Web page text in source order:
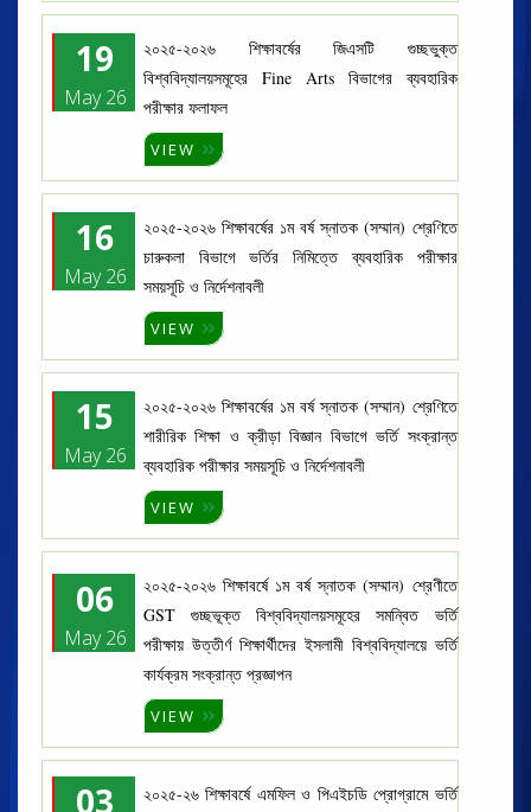
19
May 26
২০২৫-২০২৬ শিক্ষাবর্ষের জিএসটি গুচ্ছভুক্ত
বিশ্ববিদ্যালয়সমূহের Fine Arts বিভাগের ব্যবহারিক
পরীক্ষার ফলাফল
VIEW
16
May 26
২০২৫-২০২৬ শিক্ষাবর্ষের ১ম বর্ষ স্নাতক (সম্মান) শ্রেণিতে
চারুকলা বিভাগে ভর্তির নিমিত্তে ব্যবহারিক পরীক্ষার
সময়সূচি ও নির্দেশনাবলী
VIEW
15
May 26
২০২৫-২০২৬ শিক্ষাবর্ষের ১ম বর্ষ স্নাতক (সম্মান) শ্রেণিতে
শারীরিক শিক্ষা ও ক্রীড়া বিজ্ঞান বিভাগে ভর্তি সংক্রান্ত
ব্যবহারিক পরীক্ষার সময়সূচি ও নির্দেশনাবলী
VIEW
06
May 26
২০২৫-২০২৬ শিক্ষাবর্ষে ১ম বর্ষ স্নাতক (সম্মান) শ্রেণীতে
GST গুচ্ছভূক্ত বিশ্ববিদ্যালয়সমূহের সমন্বিত ভর্তি
পরীক্ষায় উত্তীর্ণ শিক্ষার্থীদের ইসলামী বিশ্ববিদ্যালয়ে ভর্তি
কার্যক্রম সংক্রান্ত প্রজ্ঞাপন
VIEW
03 ২০২৫-২৬ শিক্ষাবর্ষে এমফিল ও পিএইচডি প্রোগ্রামে ভর্তি